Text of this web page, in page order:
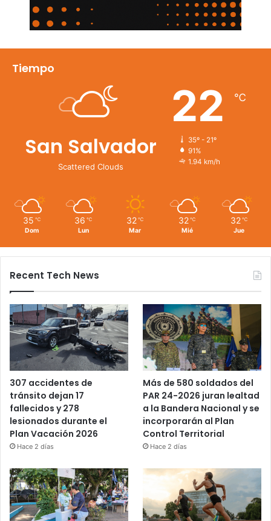
Tiempo
San Salvador
Scattered Clouds
22 ℃
35º - 21º
91%
1.94 km/h
35 ℃
Dom
36 ℃
Lun
32 ℃
Mar
32 ℃
Mié
32 ℃
Jue
Recent Tech News
307 accidentes de
tránsito dejan 17
fallecidos y 278
lesionados durante el
Plan Vacación 2026
Hace 2 días
Más de 580 soldados del
PAR 24-2026 juran lealtad
a la Bandera Nacional y se
incorporarán al Plan
Control Territorial
Hace 2 días